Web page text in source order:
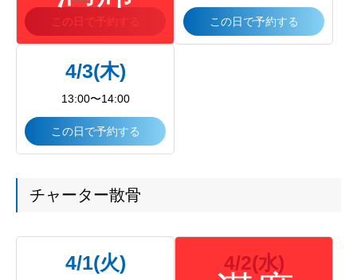
この日で予約する この日で予約する
4/3(木)
13:00〜14:00
この日で予約する
チャーター散骨
4/1(火) 4/2(水)